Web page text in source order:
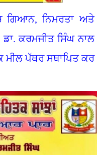
ਗਿਆਨ, ਨਿਮਰਤਾ ਅਤੇ
ਕਰਮਜੀਤ ਸਿੰਘ ਨਾਲ
ਮੀਲ ਪੱਥਰ ਸਥਾਪਿਤ ਕਰ